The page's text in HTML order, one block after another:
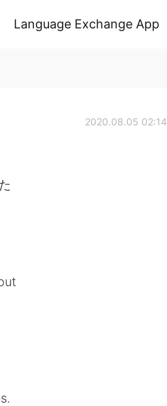
Language Exchange App
2020.08.05 02:14